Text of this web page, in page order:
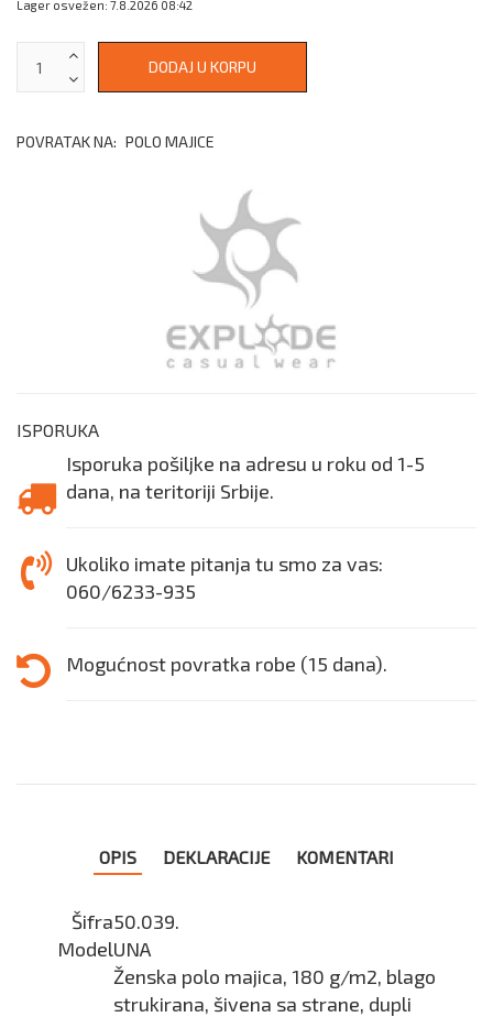
Lager osvežen: 7.8.2026 08:42
POVRATAK NA: POLO MAJICE
ISPORUKA
Isporuka pošiljke na adresu u roku od 1-5
dana, na teritoriji Srbije.
Ukoliko imate pitanja tu smo za vas:
060/6233-935
Mogućnost povratka robe (15 dana).
OPIS DEKLARACIJE KOMENTARI
Šifra50.039.
ModelUNA
Ženska polo majica, 180 g/m2, blago
strukirana, šivena sa strane, dupli